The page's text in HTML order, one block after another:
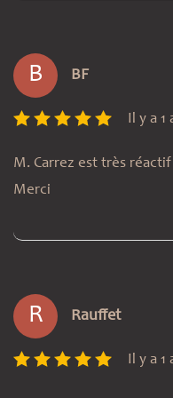
B BF
Il y a 1
M. Carrez est très
Merci
R Rauffet
Il y a 1